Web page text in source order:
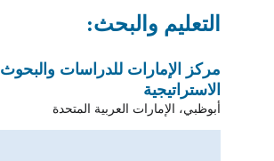
التعليم والبحث:
مركز الإمارات للدراسات والبحوث
الاستراتيجية
أبوظبي، الإمارات العربية المتحدة